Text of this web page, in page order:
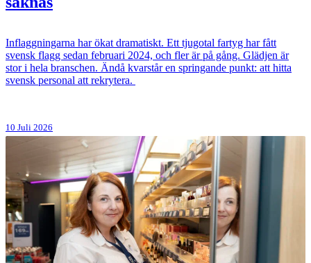
Inflaggningarna har ökat dramatiskt. Ett tjugotal fartyg har fått
svensk flagg sedan februari 2024, och fler är på gång. Glädjen är
stor i hela branschen. Ändå kvarstår en springande punkt: att hitta
svensk personal att rekrytera.
10 Juli 2026